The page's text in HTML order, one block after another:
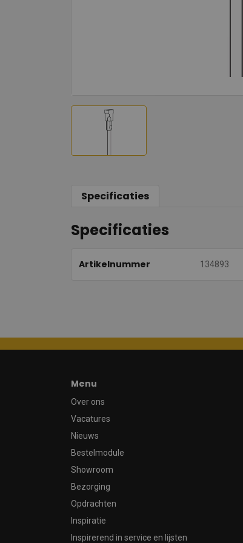
Specificaties
Specificaties
Artikelnummer 134893
Menu
Over ons
Vacatures
Nieuws
Bestelmodule
Showroom
Bezorging
Opdrachten
Inspiratie
Inspirerend in service en lijsten